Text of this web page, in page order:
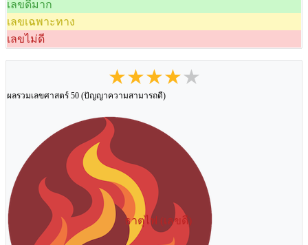
เลขดีมาก
เลขเฉพาะทาง
เลขไม่ดี
★★★★★
ผลรวมเลขศาสตร์ 50 (ปัญญาความสามารถดี)
ธาตุไฟ (เลขดี)